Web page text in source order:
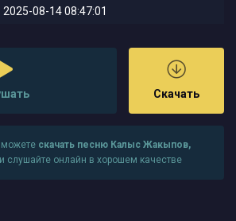
2025-08-14 08:47:01
Скачать
можете скачать песню Калыс Жакыпов,
слушайте онлайн в хорошем качестве